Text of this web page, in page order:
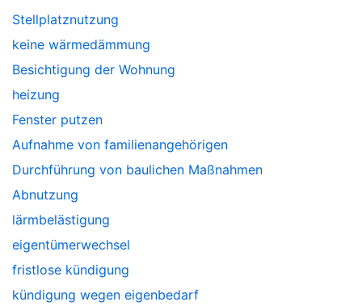
Stellplatznutzung
keine wärmedämmung
Besichtigung der Wohnung
heizung
Fenster putzen
Aufnahme von familienangehörigen
Durchführung von baulichen Maßnahmen
Abnutzung
lärmbelästigung
eigentümerwechsel
fristlose kündigung
kündigung wegen eigenbedarf